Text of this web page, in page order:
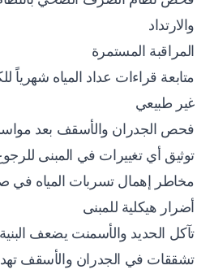
والارتداد
المراقبة المستمرة
متابعة قراءات عداد المياه
غير طبيعي
فحص الجدران والأسقف بعد
توثيق أي تغييرات في المبنى
مخاطر إهمال تسربات المياه في
أضرار هيكلية للمبنى
تآكل الحديد والأسمنت يضعف البنية
تشققات في الجدران والأسقف